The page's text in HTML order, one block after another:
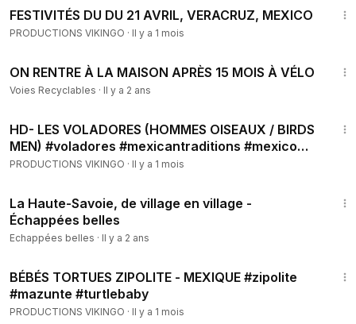
Music provided by Vlog No Copyright Music.
Video Link:
• Not The King - Waited So Long
#NoCopyrightMusic #VlogMusic
Song: LiQWYD - Feel (Vlog No Copyright Music)
Music provided by Vlog No Copyright Music.
Video Link: • LiQWYD - Feel (Vlog No Copyright Music)
#NoCopyrightMusic
#VlogMusic
#VlogNoCopyrightMusic
FESTIVITÉS DU DU 21 AVRIL, VERACRUZ, MEXICO
PRODUCTIONS VIKINGO · Il y a 1 mois
ON RENTRE À LA MAISON APRÈS 15 MOIS À VÉLO
Voies Recyclables · Il y a 2 ans
HD- LES VOLADORES (HOMMES OISEAUX / BIRDS
MEN) #voladores #mexicantraditions #mexico
#veracruz
PRODUCTIONS VIKINGO · Il y a 1 mois
La Haute-Savoie, de village en village -
Échappées belles
Echappées belles · Il y a 2 ans
BÉBÉS TORTUES ZIPOLITE - MEXIQUE #zipolite
#mazunte #turtlebaby
PRODUCTIONS VIKINGO · Il y a 1 mois